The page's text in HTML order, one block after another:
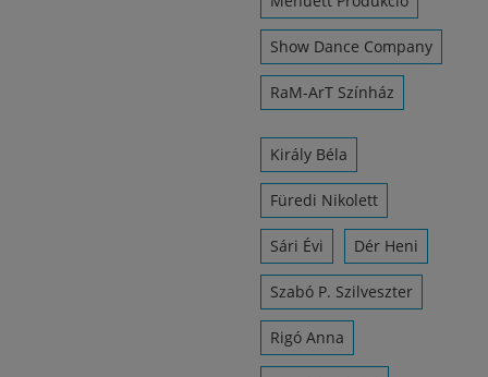
Show Dance Company
RaM-ArT Színház
Király Béla
Füredi Nikolett
Sári Évi Dér Heni
Szabó P. Szilveszter
Rigó Anna